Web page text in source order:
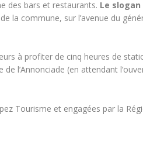
des bars et restaurants. Le slogan
la commune, sur l’avenue du
à profiter de cinq heures de
l’Annonciade (en attendant
Tourisme et engagées par la